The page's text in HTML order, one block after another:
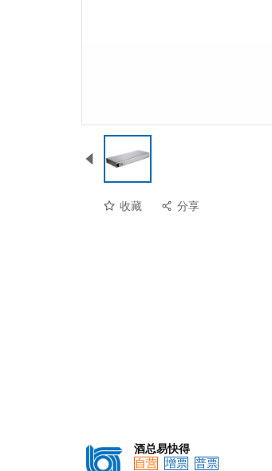
收藏 分享
酒总易快得
自营
增票 普票